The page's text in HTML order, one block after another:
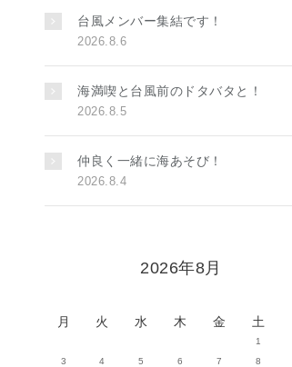
台風メンバー集結です！
2026.8.6
海満喫と台風前のドタバタと！
2026.8.5
仲良く一緒に海あそび！
2026.8.4
2026年8月
月 火 水 木 金 土
1
3
4 5 6 7 8